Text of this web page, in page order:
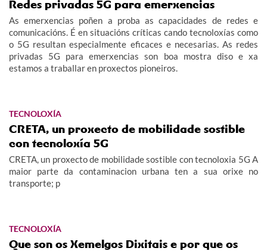
Redes privadas 5G para emerxencias
As emerxencias poñen a proba as capacidades de redes e
comunicacións. É en situacións críticas cando tecnoloxías como
o 5G resultan especialmente eficaces e necesarias. As redes
privadas 5G para emerxencias son boa mostra diso e xa
estamos a traballar en proxectos pioneiros.
TECNOLOXÍA
CRETA, un proxecto de mobilidade sostible
con tecnoloxía 5G
CRETA, un proxecto de mobilidade sostible con tecnoloxia 5G A
maior parte da contaminacion urbana ten a sua orixe no
transporte; p
TECNOLOXÍA
Que son os Xemelgos Dixitais e por que os